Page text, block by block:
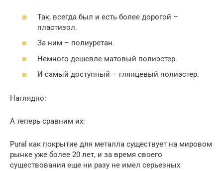
Так, всегда был и есть более дорогой –
пластизол.
За ним – полиуретан.
Немного дешевле матовый полиэстер.
И самый доступный – глянцевый полиэстер.
Наглядно:
А теперь сравним их:
Pural как покрытие для металла существует на мировом
рынке уже более 20 лет, и за время своего
существования еще ни разу не имел серьезных